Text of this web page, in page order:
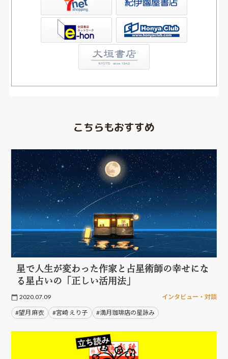
こちらもおすすめ
星で人生が変わった作家と占星術師の幸せにな
る星占いの「正しい活用法」
2020.07.09 インタビュー・対談
#望月 麻衣 #宮崎 えり子 #満月珈琲店の星詠み